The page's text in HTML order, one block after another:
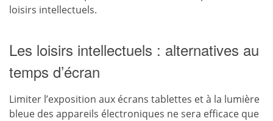
loisirs intellectuels.
Les loisirs intellectuels : alternatives au
temps d’écran
Limiter l’exposition aux écrans tablettes et à la lumière
bleue des appareils électroniques ne sera efficace que